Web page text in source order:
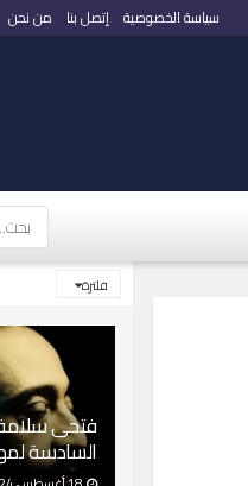
فلترة
فتحى
السادسة
سياسة الخصوصية إتصل بنا من نحن